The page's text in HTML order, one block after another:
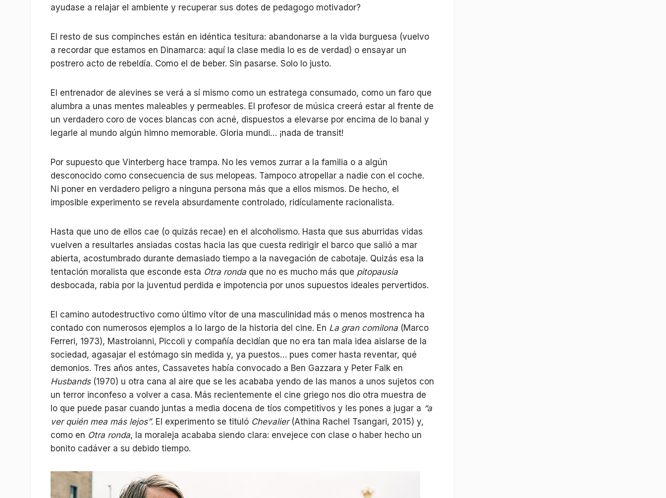
ayudase a relajar el ambiente y recuperar sus dotes de pedagogo motivador?
El resto de sus compinches están en idéntica tesitura: abandonarse a la vida burguesa (vuelvo
a recordar que estamos en Dinamarca: aquí la clase media lo es de verdad) o ensayar un
postrero acto de rebeldía. Como el de beber. Sin pasarse. Solo lo justo.
El entrenador de alevines se verá a sí mismo como un estratega consumado, como un faro que
alumbra a unas mentes maleables y permeables. El profesor de música creerá estar al frente de
un verdadero coro de voces blancas con acné, dispuestos a elevarse por encima de lo banal y
legarle al mundo algún himno memorable. Gloria mundi… ¡nada de transit!
Por supuesto que Vinterberg hace trampa. No les vemos zurrar a la familia o a algún
desconocido como consecuencia de sus melopeas. Tampoco atropellar a nadie con el coche.
Ni poner en verdadero peligro a ninguna persona más que a ellos mismos. De hecho, el
imposible experimento se revela absurdamente controlado, ridículamente racionalista.
Hasta que uno de ellos cae (o quizás recae) en el alcoholismo. Hasta que sus aburridas vidas
vuelven a resultarles ansiadas costas hacia las que cuesta redirigir el barco que salió a mar
abierta, acostumbrado durante demasiado tiempo a la navegación de cabotaje. Quizás esa la
tentación moralista que esconde esta Otra ronda que no es mucho más que pitopausia
desbocada, rabia por la juventud perdida e impotencia por unos supuestos ideales pervertidos.
El camino autodestructivo como último vítor de una masculinidad más o menos mostrenca ha
contado con numerosos ejemplos a lo largo de la historia del cine. En La gran comilona (Marco
Ferreri, 1973), Mastroianni, Piccoli y compañía decidían que no era tan mala idea aislarse de la
sociedad, agasajar el estómago sin medida y, ya puestos… pues comer hasta reventar, qué
demonios. Tres años antes, Cassavetes había convocado a Ben Gazzara y Peter Falk en
Husbands(1970) u otra cana al aire que se les acababa yendo de las manos a unos sujetos con
un terror inconfeso a volver a casa. Más recientemente el cine griego nos dio otra muestra de
lo que puede pasar cuando juntas a media docena de tíos competitivos y les pones a jugar a “a
ver quién mea más lejos”. El experimento se tituló Chevalier(Athina Rachel Tsangari, 2015) y,
como en Otra ronda, la moraleja acababa siendo clara: envejece con clase o haber hecho un
bonito cadáver a su debido tiempo.